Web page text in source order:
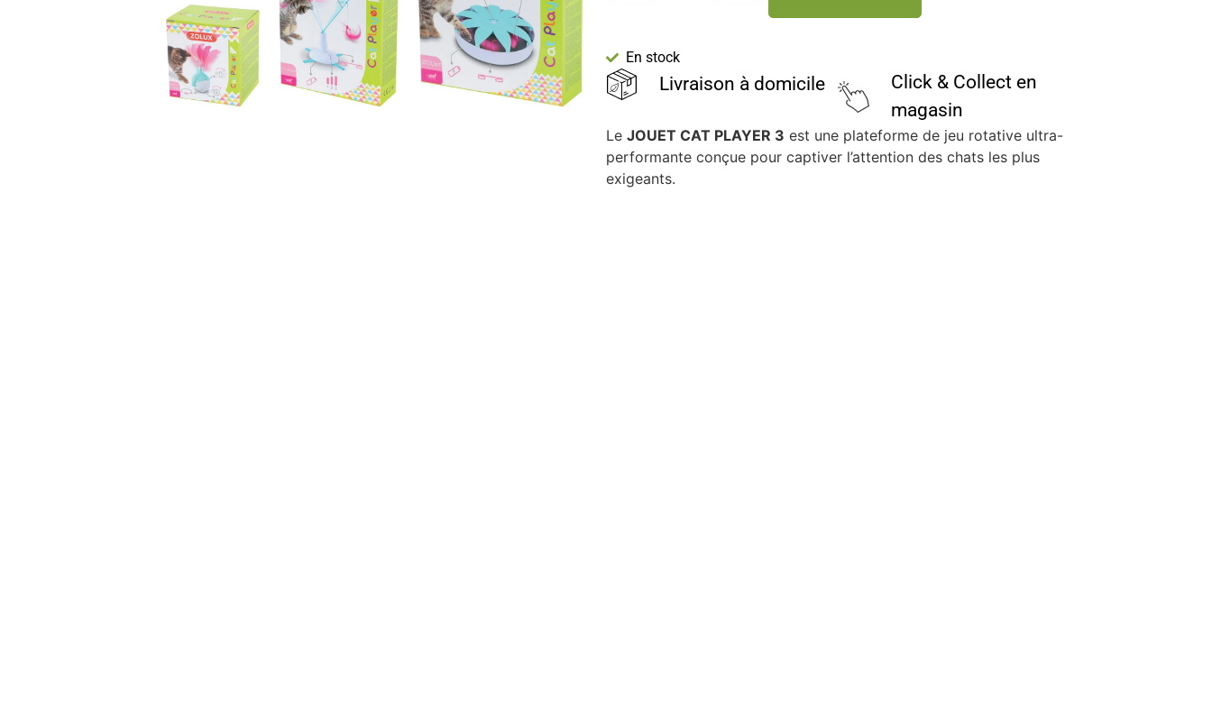
En stock
Livraison à domicile
Click & Collect en
magasin
Le JOUET CAT PLAYER 3 est une plateforme de jeu rotative ultra-
performante conçue pour captiver l’attention des chats les plus
exigeants.